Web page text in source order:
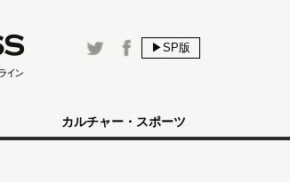
▶SP版
カルチャー・スポーツ